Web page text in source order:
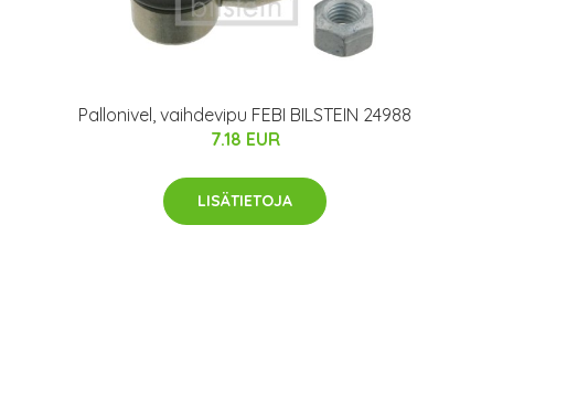
Pallonivel, vaihdevipu FEBI BILSTEIN 24988
7.18 EUR
LISÄTIETOJA